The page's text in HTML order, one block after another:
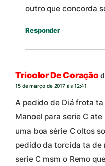
outro que concorda
Responder
Tricolor De Coração
15 de março de 2017 às 12:41
A pedido de Diá frota
Manoel para serie C
uma boa série C oltos
pedido da torcida ta de
serie C msm o Remo